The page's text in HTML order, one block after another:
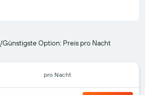
/Günstigste Option: Preis pro Nacht
pro Nacht